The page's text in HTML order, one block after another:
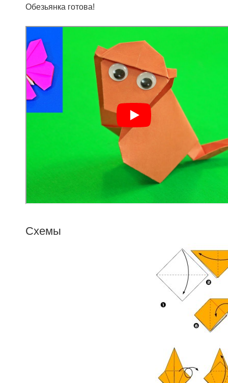
Обезьянка готова!
Схемы